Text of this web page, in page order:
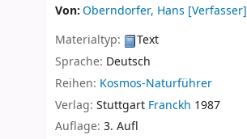
Von:Oberndorfer, Hans [Verfasser]
Materialtyp:
Text
Sprache: Deutsch
Reihen: Kosmos-Naturführer
Verlag: Stuttgart Franckh 1987
Auflage: 3. Aufl